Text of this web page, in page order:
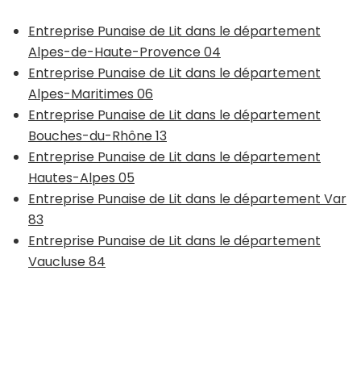
Entreprise Punaise de Lit dans le département
Alpes-de-Haute-Provence 04
Entreprise Punaise de Lit dans le département
Alpes-Maritimes 06
Entreprise Punaise de Lit dans le département
Bouches-du-Rhône 13
Entreprise Punaise de Lit dans le département
Hautes-Alpes 05
Entreprise Punaise de Lit dans le département Var
83
Entreprise Punaise de Lit dans le département
Vaucluse 84